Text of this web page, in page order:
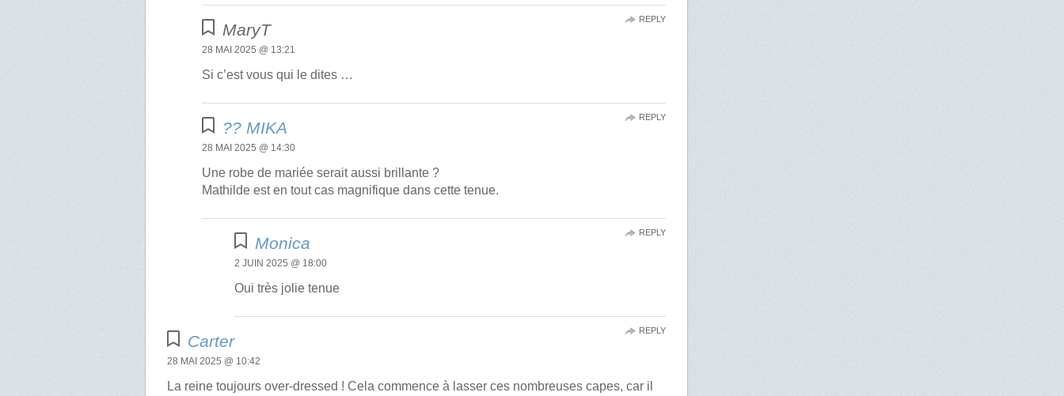
MaryT
28 MAI 2025 @ 13:21
Si c’est vous qui le dites …
REPLY
?️? MIKA
28 MAI 2025 @ 14:30
Une robe de mariée serait aussi brillante ?
Mathilde est en tout cas magnifique dans cette tenue.
REPLY
Monica
2 JUIN 2025 @ 18:00
Oui très jolie tenue
REPLY
Carter
28 MAI 2025 @ 10:42
La reine toujours over-dressed ! Cela commence à lasser ces nombreuses capes, car il
REPLY